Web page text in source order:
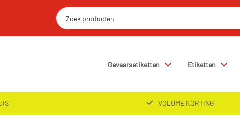
Gevaarsetiketten Etiketten
VOLUME KORTING